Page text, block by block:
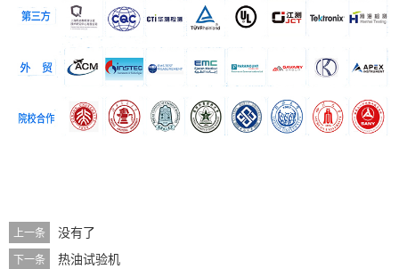
上一条 没有了
下一条 热油试验机